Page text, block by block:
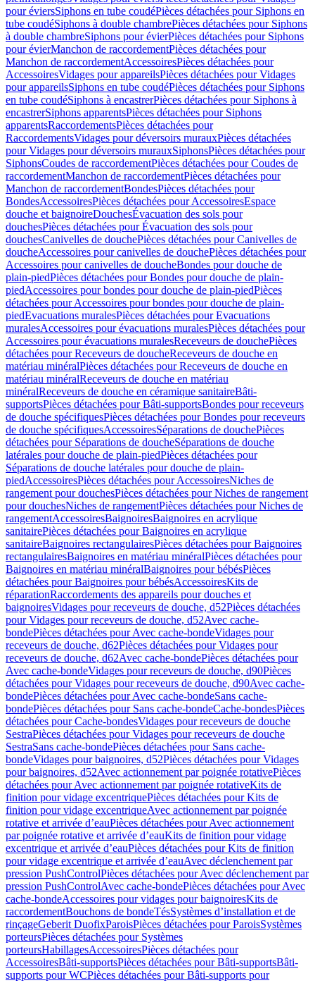
pour éviersSiphons en tube coudéPièces détachées pour Siphons en
tube coudéSiphons à double chambrePièces détachées pour Siphons
à double chambreSiphons pour évierPièces détachées pour Siphons
pour évierManchon de raccordementPièces détachées pour
Manchon de raccordementAccessoiresPièces détachées pour
AccessoiresVidages pour appareilsPièces détachées pour Vidages
pour appareilsSiphons en tube coudéPièces détachées pour Siphons
en tube coudéSiphons à encastrerPièces détachées pour Siphons à
encastrerSiphons apparentsPièces détachées pour Siphons
apparentsRaccordementsPièces détachées pour
RaccordementsVidages pour déversoirs murauxPièces détachées
pour Vidages pour déversoirs murauxSiphonsPièces détachées pour
SiphonsCoudes de raccordementPièces détachées pour Coudes de
raccordementManchon de raccordementPièces détachées pour
Manchon de raccordementBondesPièces détachées pour
BondesAccessoiresPièces détachées pour AccessoiresEspace
douche et baignoireDouchesÉvacuation des sols pour
douchesPièces détachées pour Évacuation des sols pour
douchesCanivelles de douchePièces détachées pour Canivelles de
doucheAccessoires pour canivelles de douchePièces détachées pour
Accessoires pour canivelles de doucheBondes pour douche de
plain-piedPièces détachées pour Bondes pour douche de plain-
piedAccessoires pour bondes pour douche de plain-piedPièces
détachées pour Accessoires pour bondes pour douche de plain-
piedEvacuations muralesPièces détachées pour Evacuations
muralesAccessoires pour évacuations muralesPièces détachées pour
Accessoires pour évacuations muralesReceveurs de douchePièces
détachées pour Receveurs de doucheReceveurs de douche en
matériau minéralPièces détachées pour Receveurs de douche en
matériau minéralReceveurs de douche en matériau
minéralReceveurs de douche en céramique sanitaireBâti-
supportsPièces détachées pour Bâti-supportsBondes pour receveurs
de douche spécifiquesPièces détachées pour Bondes pour receveurs
de douche spécifiquesAccessoiresSéparations de douchePièces
détachées pour Séparations de doucheSéparations de douche
latérales pour douche de plain-piedPièces détachées pour
Séparations de douche latérales pour douche de plain-
piedAccessoiresPièces détachées pour AccessoiresNiches de
rangement pour douchesPièces détachées pour Niches de rangement
pour douchesNiches de rangementPièces détachées pour Niches de
rangementAccessoiresBaignoiresBaignoires en acrylique
sanitairePièces détachées pour Baignoires en acrylique
sanitaireBaignoires rectangulairesPièces détachées pour Baignoires
rectangulairesBaignoires en matériau minéralPièces détachées pour
Baignoires en matériau minéralBaignoires pour bébésPièces
détachées pour Baignoires pour bébésAccessoiresKits de
réparationRaccordements des appareils pour douches et
baignoiresVidages pour receveurs de douche, d52Pièces détachées
pour Vidages pour receveurs de douche, d52Avec cache-
bondePièces détachées pour Avec cache-bondeVidages pour
receveurs de douche, d62Pièces détachées pour Vidages pour
receveurs de douche, d62Avec cache-bondePièces détachées pour
Avec cache-bondeVidages pour receveurs de douche, d90Pièces
détachées pour Vidages pour receveurs de douche, d90Avec cache-
bondePièces détachées pour Avec cache-bondeSans cache-
bondePièces détachées pour Sans cache-bondeCache-bondesPièces
détachées pour Cache-bondesVidages pour receveurs de douche
SestraPièces détachées pour Vidages pour receveurs de douche
SestraSans cache-bondePièces détachées pour Sans cache-
bondeVidages pour baignoires, d52Pièces détachées pour Vidages
pour baignoires, d52Avec actionnement par poignée rotativePièces
détachées pour Avec actionnement par poignée rotativeKits de
finition pour vidage excentriquePièces détachées pour Kits de
finition pour vidage excentriqueAvec actionnement par poignée
rotative et arrivée d’eauPièces détachées pour Avec actionnement
par poignée rotative et arrivée d’eauKits de finition pour vidage
excentrique et arrivée d’eauPièces détachées pour Kits de finition
pour vidage excentrique et arrivée d’eauAvec déclenchement par
pression PushControlPièces détachées pour Avec déclenchement par
pression PushControlAvec cache-bondePièces détachées pour Avec
cache-bondeAccessoires pour vidages pour baignoiresKits de
raccordementBouchons de bondeTésSystèmes d’installation et de
rinçageGeberit DuofixParoisPièces détachées pour ParoisSystèmes
porteursPièces détachées pour Systèmes
porteursHabillagesAccessoiresPièces détachées pour
AccessoiresBâti-supportsPièces détachées pour Bâti-supportsBâti-
supports pour WCPièces détachées pour Bâti-supports pour